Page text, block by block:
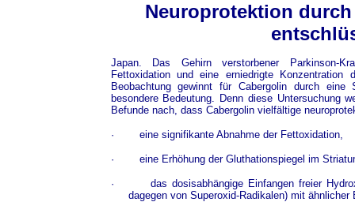
Neuroprotektion
Japan. Das Gehirn verstorbener Parkinson-
Fettoxidation und eine erniedrigte Konzentration
Beobachtung gewinnt für Cabergolin durch
besondere Bedeutung. Denn diese Untersuchung
Befunde nach, dass Cabergolin vielfältige
· eine signifikante Abnahme der Fettoxidation,
· eine Erhöhung der Gluthationspiegel im
·
das dosisabhängige Einfangen freier
dagegen von Superoxid-Radikalen) mit